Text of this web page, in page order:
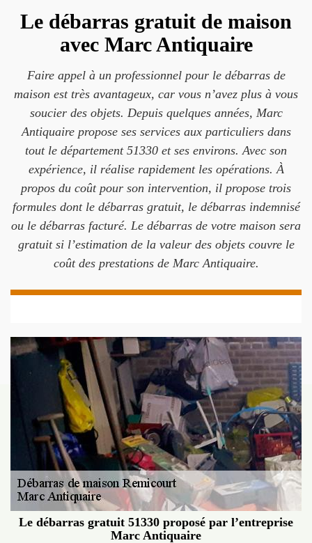
Le débarras gratuit de maison
avec Marc Antiquaire
Faire appel à un professionnel pour le débarras de
maison est très avantageux, car vous n’avez plus à vous
soucier des objets. Depuis quelques années, Marc
Antiquaire propose ses services aux particuliers dans
tout le département 51330 et ses environs. Avec son
expérience, il réalise rapidement les opérations. À
propos du coût pour son intervention, il propose trois
formules dont le débarras gratuit, le débarras indemnisé
ou le débarras facturé. Le débarras de votre maison sera
gratuit si l’estimation de la valeur des objets couvre le
coût des prestations de Marc Antiquaire.
Le débarras gratuit 51330 proposé par l’entreprise
Marc Antiquaire